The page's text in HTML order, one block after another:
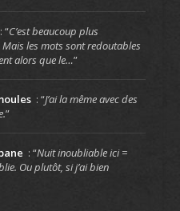
: “C’est beaucoup plus
les mots sont redoutables
alors que le…”
: “J’ai la même avec des
”
: “Nuit inoubliable ici =
Ou plutôt, si j’ai bien